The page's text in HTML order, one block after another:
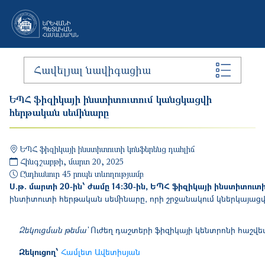
Հավելյալ նավիգացիա
ԵՊՀ ֆիզիկայի ինստիտուտում կանցկացվի
հերթական սեմինարը
ԵՊՀ ֆիզիկայի ինստիտուտի կոնֆերենց դահլիճ
Հինգշաբթի, մարտ 20, 2025
Ընդհանուր 45 րոպե տևողությամբ
Ս.թ. մարտի 20-ին՝ ժամը 14։30-ին, ԵՊՀ ֆիզիկայի ինստիտուտի
ինտիտուտի հերթական սեմինարը, որի շրջանակում
Զեկուցման թեմա`Ուժեղ դաշտերի ֆիզիկայի կենտրոնի
Զեկուցող՝ Համլետ Ավետիսյան